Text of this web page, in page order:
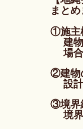
まと
①施主
建物
場合
②建物
設計
③境界
境界